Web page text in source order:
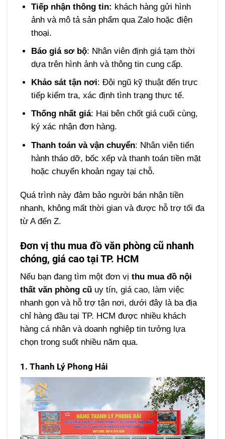
Tiếp nhận thông tin: khách hàng gửi hình
ảnh và mô tả sản phẩm qua Zalo hoặc điện
thoại.
Báo giá sơ bộ: Nhân viên định giá tạm thời
dựa trên hình ảnh và thông tin cung cấp.
Khảo sát tận nơi: Đội ngũ kỹ thuật đến trực
tiếp kiểm tra, xác định tình trạng thực tế.
Thống nhất giá: Hai bên chốt giá cuối cùng,
ký xác nhận đơn hàng.
Thanh toán và vận chuyển: Nhân viên tiến
hành tháo dỡ, bốc xếp và thanh toán tiền mặt
hoặc chuyển khoản ngay tại chỗ.
Quá trình này đảm bảo người bán nhận tiền
nhanh, không mất thời gian và được hỗ trợ tối đa
từ A đến Z.
Đơn vị thu mua đồ văn phòng cũ nhanh
chóng, giá cao tại TP. HCM
Nếu bạn đang tìm một đơn vịthu mua đồ nội
thất văn phòng cũ uy tín, giá cao, làm việc
nhanh gọn và hỗ trợ tận nơi, dưới đây là ba địa
chỉ hàng đầu tại TP. HCM được nhiều khách
hàng cá nhân và doanh nghiệp tin tưởng lựa
chọn trong suốt nhiều năm qua.
1. Thanh Lý Phong Hải